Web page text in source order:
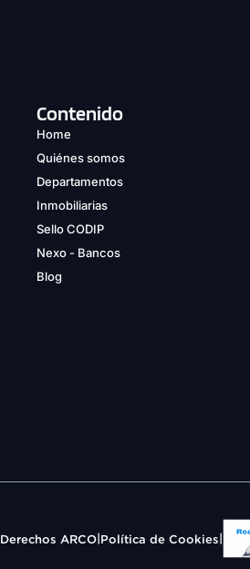
Contenido
Home
Quiénes somos
Departamentos
Inmobiliarias
Sello CODIP
Nexo - Bancos
Blog
Derechos ARCO|Política de Cookies|